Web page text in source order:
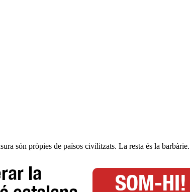
són pròpies de països civilitzats. La resta és la